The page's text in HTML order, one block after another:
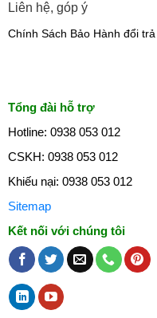
Liên hệ, góp ý
Chính Sách Bảo Hành đổi trả
Tổng đài hỗ trợ
Hotline: 0938 053 012
CSKH: 0938 053 012
Khiếu nại: 0938 053 012
Sitemap
Kết nối với chúng tôi